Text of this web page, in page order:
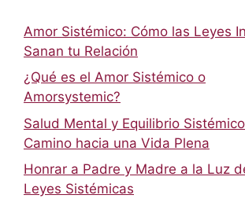
Amor Sistémico: Cómo las Leyes
Sanan tu Relación
¿Qué es el Amor Sistémico o
Amorsystemic?
Salud Mental y Equilibrio
Camino hacia una Vida Plena
Honrar a Padre y Madre a la Luz
Leyes Sistémicas